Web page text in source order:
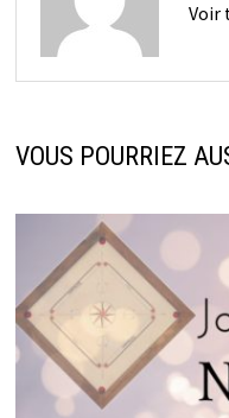
Voir
VOUS POURRIEZ